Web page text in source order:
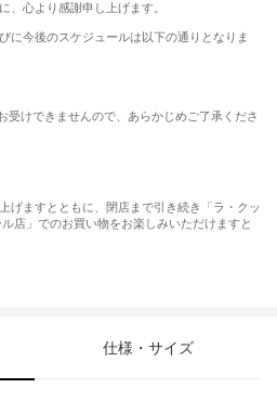
、心より感謝申し上げます。
に今後のスケジュールは以下の通りとなりま
けできませんので、あらかじめご了承くださ
げますとともに、閉店まで引き続き「ラ・クッ
店」でのお買い物をお楽しみいただけますと
仕様・サイズ